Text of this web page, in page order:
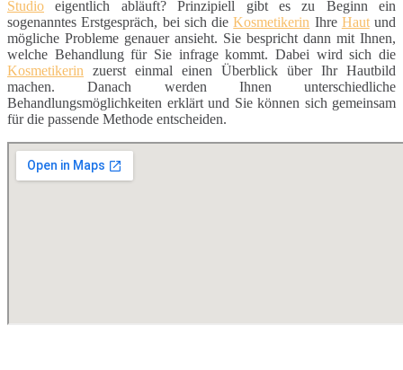
Studio eigentlich abläuft? Prinzipiell gibt es zu Beginn ein
sogenanntes Erstgespräch, bei sich dieKosmetikerin Ihre Hautund
mögliche Probleme genauer ansieht. Sie bespricht dann mit Ihnen,
welche Behandlung für Sie infrage kommt. Dabei wird sich die
Kosmetikerin zuerst einmal einen Überblick über Ihr Hautbild
machen. Danach werden Ihnen unterschiedliche
Behandlungsmöglichkeiten erklärt und Sie können sich gemeinsam
für die passende Methode entscheiden.